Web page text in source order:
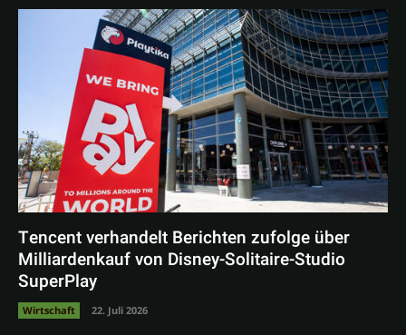
Tencent verhandelt Berichten zufolge über
Milliardenkauf von Disney-Solitaire-Studio
SuperPlay
Wirtschaft 22. Juli 2026